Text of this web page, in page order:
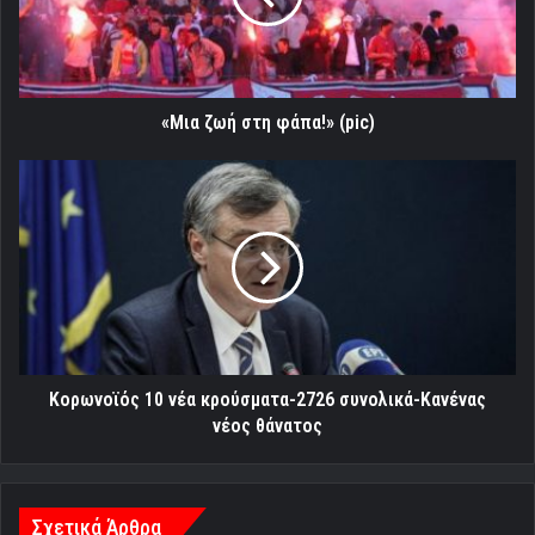
«Mια ζωή στη φάπα!» (pic)
νέα
κρούσματα-2726
Κανένας
νέος
θάνατος
Κορωνοϊός 10 νέα κρούσματα-2726 συνολικά-Κανένας
νέος θάνατος
Σχετικά Άρθρα